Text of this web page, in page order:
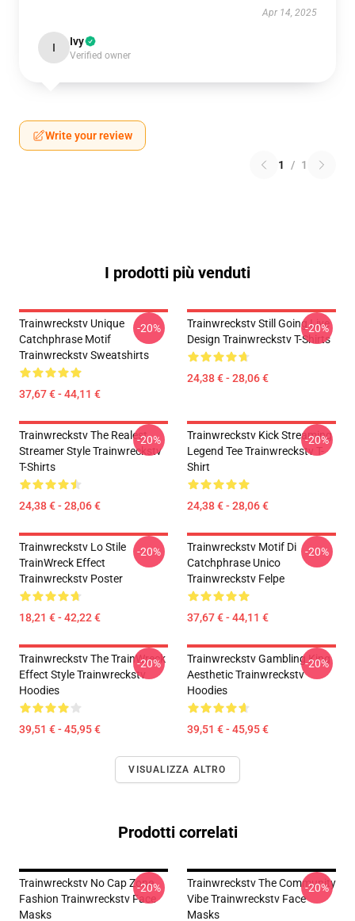
Apr 14, 2025
I Ivy
Verified owner
Write your review
1 / 1
I prodotti più venduti
Trainwreckstv Unique
Catchphrase Motif
Trainwreckstv Sweatshirts
37,67 € - 44,11 €
-20%
Trainwreckstv Still Going Live
Design Trainwreckstv T-Shirts
24,38 € - 28,06 €
-20%
Trainwreckstv The Realest
Streamer Style Trainwreckstv
T-Shirts
24,38 € - 28,06 €
-20%
Trainwreckstv Kick Streaming
Legend Tee Trainwreckstv T-
Shirt
24,38 € - 28,06 €
-20%
Trainwreckstv Lo Stile
TrainWreck Effect
Trainwreckstv Poster
18,21 € - 42,22 €
-20%
Trainwreckstv Motif Di
Catchphrase Unico
Trainwreckstv Felpe
37,67 € - 44,11 €
-20%
Trainwreckstv The TrainWreck
Effect Style Trainwreckstv
Hoodies
39,51 € - 45,95 €
-20%
Trainwreckstv Gambling King
Aesthetic Trainwreckstv
Hoodies
39,51 € - 45,95 €
-20%
VISUALIZZA ALTRO
Prodotti correlati
Trainwreckstv No Cap Zone
Fashion Trainwreckstv Face
Masks
-20%
Trainwreckstv The Community
Vibe Trainwreckstv Face
Masks
-20%